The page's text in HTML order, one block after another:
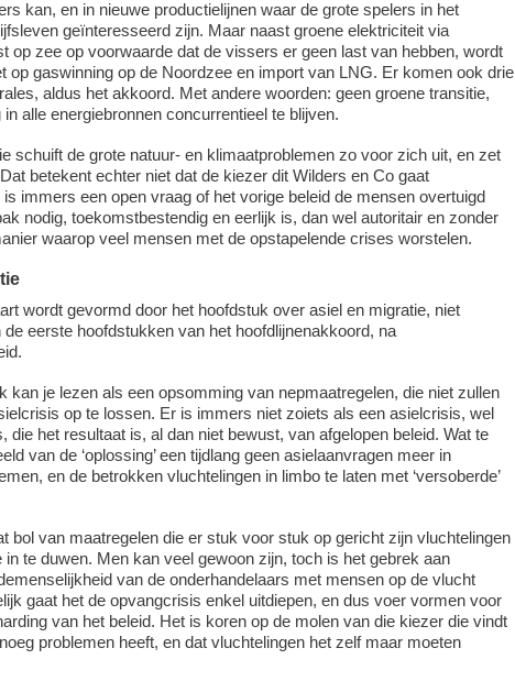
kan, en in nieuwe productielijnen waar de grote spelers in het
geïnteresseerd zijn. Maar naast groene elektriciteit via
op zee op voorwaarde dat de vissers er geen last van hebben, wordt
op gaswinning op de Noordzee en import van LNG. Er komen ook drie
aldus het akkoord. Met andere woorden: geen groene transitie,
alle energiebronnen concurrentieel te blijven.
schuift de grote natuur- en klimaatproblemen zo voor zich uit, en zet
Dat betekent echter niet dat de kiezer dit Wilders en Co gaat
immers een open vraag of het vorige beleid de mensen overtuigd
nodig, toekomstbestendig en eerlijk is, dan wel autoritair en zonder
waarop veel mensen met de opstapelende crises worstelen.
wordt gevormd door het hoofdstuk over asiel en migratie, niet
de eerste hoofdstukken van het hoofdlijnenakkoord, na
kan je lezen als een opsomming van nepmaatregelen, die niet zullen
op te lossen. Er is immers niet zoiets als een asielcrisis, wel
die het resultaat is, al dan niet bewust, van afgelopen beleid. Wat te
van de ‘oplossing’ een tijdlang geen asielaanvragen meer in
en de betrokken vluchtelingen in limbo te laten met ‘versoberde’
bol van maatregelen die er stuk voor stuk op gericht zijn vluchtelingen
in te duwen. Men kan veel gewoon zijn, toch is het gebrek aan
van de onderhandelaars met mensen op de vlucht
gaat het de opvangcrisis enkel uitdiepen, en dus voer vormen voor
van het beleid. Het is koren op de molen van die kiezer die vindt
problemen heeft, en dat vluchtelingen het zelf maar moeten